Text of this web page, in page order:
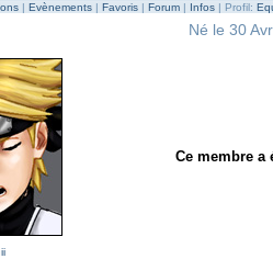
| Evènements | Favoris | Forum | Infos | Profil:
Né le 30
Ce membre a